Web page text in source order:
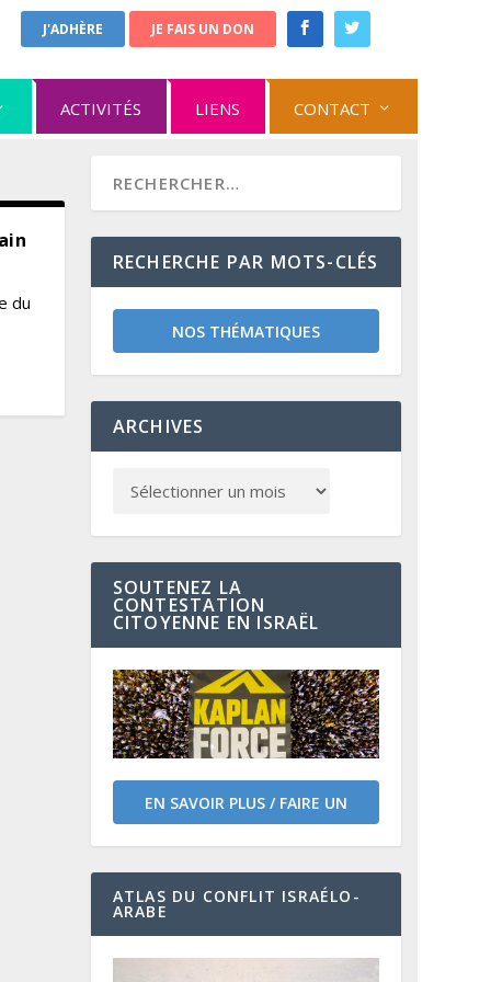
J'ADHÈRE JE FAIS UN DON
ACTIVITÉS LIENS CONTACT
du
RECHERCHE PAR MOTS-CLÉS
NOS THÉMATIQUES
ARCHIVES
SOUTENEZ LA
CONTESTATION
CITOYENNE EN ISRAËL
EN SAVOIR PLUS / FAIRE UN
DON
ATLAS DU CONFLIT ISRAÉLO-
ARABE